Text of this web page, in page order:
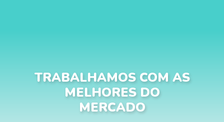
TRABALHAMOS COM AS
MELHORES DO
MERCADO